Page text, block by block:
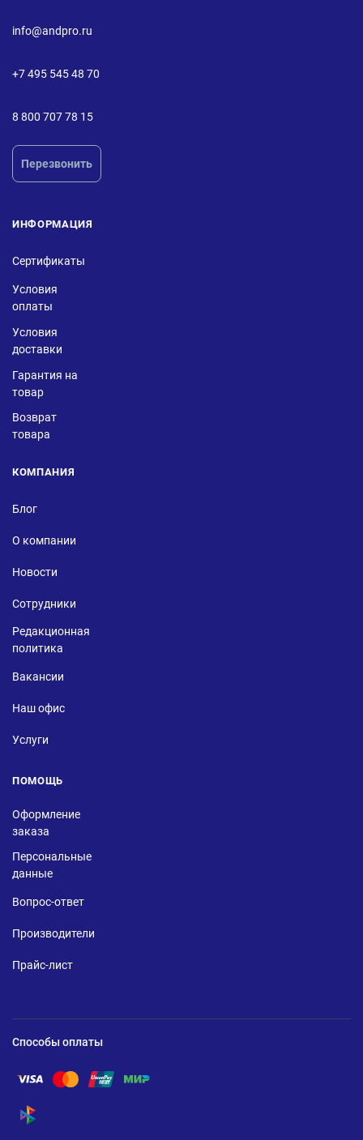
info@andpro.ru
+7 495 545 48 70
8 800 707 78 15
Перезвонить
ИНФОРМАЦИЯ
Сертификаты
Условия
оплаты
Условия
доставки
Гарантия на
товар
Возврат
товара
КОМПАНИЯ
Блог
О компании
Новости
Сотрудники
Редакционная
политика
Вакансии
Наш офис
Услуги
ПОМОЩЬ
Оформление
заказа
Персональные
данные
Вопрос-ответ
Производители
Прайс-лист
Способы оплаты
Помощь по оплате Visa
Помощь по оплате Mastercard
Помощь по оплате UnionPay
Помощь по оплате Мир
Помощь по оплате СБП